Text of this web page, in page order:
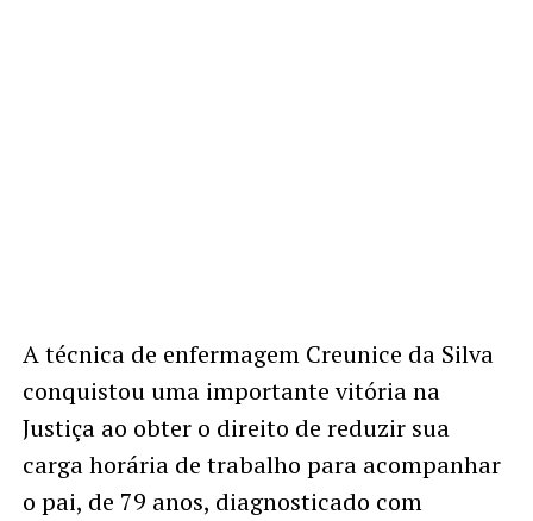
A técnica de enfermagem Creunice da Silva
conquistou uma importante vitória na
Justiça ao obter o direito de reduzir sua
carga horária de trabalho para acompanhar
o pai, de 79 anos, diagnosticado com